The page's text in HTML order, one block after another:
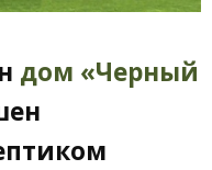
дом «Черный